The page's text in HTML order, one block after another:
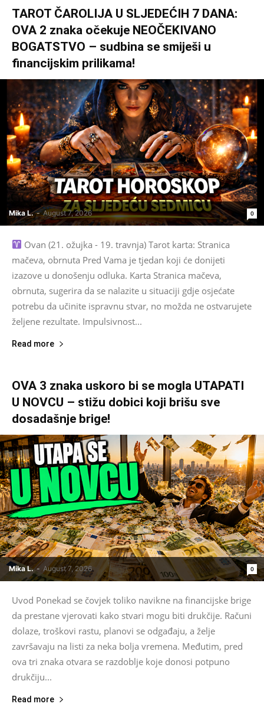
TAROT ČAROLIJA U SLJEDEĆIH 7 DANA:
OVA 2 znaka očekuje NEOČEKIVANO
BOGATSTVO – sudbina se smiješi u
financijskim prilikama!
Mika L. - August 7, 2026 0
Ovan (21. ožujka - 19. travnja) Tarot karta: Stranica
mačeva, obrnuta Pred Vama je tjedan koji će donijeti
izazove u donošenju odluka. Karta Stranica mačeva,
obrnuta, sugerira da se nalazite u situaciji gdje osjećate
potrebu da učinite ispravnu stvar, no možda ne ostvarujete
željene rezultate. Impulsivnost...
Read more
OVA 3 znaka uskoro bi se mogla UTAPATI
U NOVCU – stižu dobici koji brišu sve
dosadašnje brige!
Mika L. - August 7, 2026 0
Uvod Ponekad se čovjek toliko navikne na financijske brige
da prestane vjerovati kako stvari mogu biti drukčije. Računi
dolaze, troškovi rastu, planovi se odgađaju, a želje
završavaju na listi za neka bolja vremena. Međutim, pred
ova tri znaka otvara se razdoblje koje donosi potpuno
drukčiju...
Read more